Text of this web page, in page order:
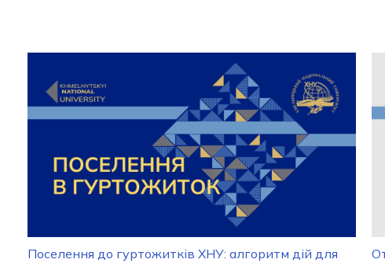
Поселення до гуртожитків ХНУ: алгоритм дій для